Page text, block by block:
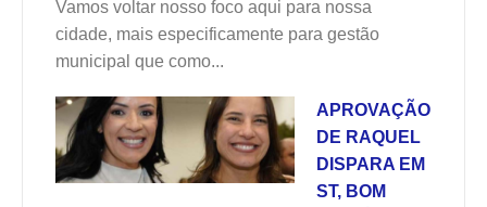
Vamos voltar nosso foco aqui para nossa
cidade, mais especificamente para gestão
municipal que como...
APROVAÇÃO
DE RAQUEL
DISPARA EM
ST, BOM